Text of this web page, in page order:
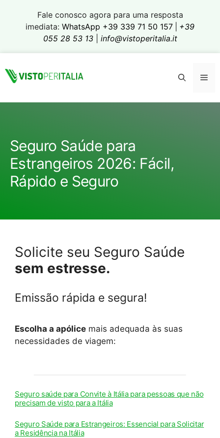
Fale conosco agora para uma resposta
imediata: WhatsApp +39 339 71 50 157
+39
055 28 53 13
info@vistoperitalia.it
Seguro Saúde para
Estrangeiros 2026: Fácil,
Rápido e Seguro
Solicite seu Seguro Saúde
sem estresse.
Emissão rápida e segura!
Escolha a apólice mais adequada às suas
necessidades de viagem:
Seguro saúde para Convite à Itália para pessoas que não
precisam de visto para a Itália
Seguro Saúde para Estrangeiros: Essencial para Solicitar
a Residência na Itália